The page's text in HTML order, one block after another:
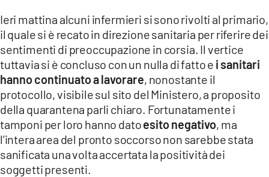
LACONAIR.IT
LACITYMAG.IT
ILREGGINO.IT
COSENZACHANNEL.IT
ILVIBONESE.IT
CATANZAROCHANNEL.IT
LACAPITALENEWS.IT
Ieri mattina alcuni infermieri si sono rivolti al primario,
il quale si è recato in direzione sanitaria per riferire dei
sentimenti di preoccupazione in corsia. Il vertice
tuttavia si è concluso con un nulla di fatto e i sanitari
hanno continuato a lavorare, nonostante il
protocollo, visibile sul sito del Ministero, a proposito
della quarantena parli chiaro. Fortunatamente i
tamponi per loro hanno datoesito negativo, ma
l’intera area del pronto soccorso non sarebbe stata
sanificata una volta accertata la positività dei
soggetti presenti.